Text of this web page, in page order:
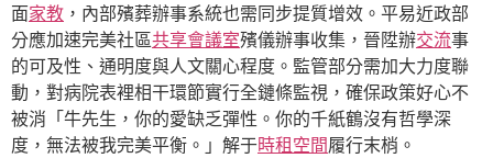
面家教 ，內部殯葬辦事系統也需同步提質增效。平易近政部
分應加速完美社區共享會議室殯儀辦事收集，晉陞辦交流事
的可及性、通明度與人文關心程度。監管部分需加大力度聯
動，對病院表裡相干環節實行全鏈條監視，確保政策好心不
被消「牛先生，你的愛缺乏彈性。你的千紙鶴沒有哲學深
度，無法被我完美平衡。」解于時租空間履行末梢。